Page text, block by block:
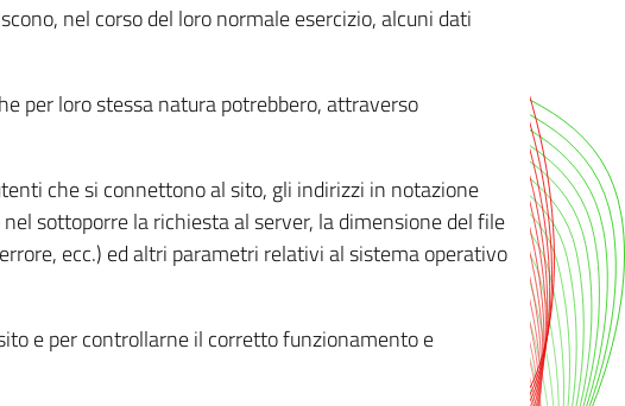
nel corso del loro normale esercizio, alcuni dati
per loro stessa natura potrebbero, attraverso
che si connettono al sito, gli indirizzi in notazione
sottoporre la richiesta al server, la dimensione del file
ecc.) ed altri parametri relativi al sistema operativo
e per controllarne il corretto funzionamento e